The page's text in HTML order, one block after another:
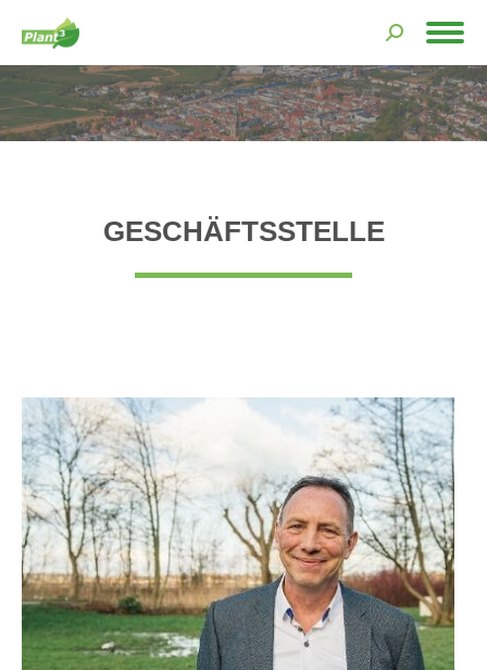
Search:
Sie befinden sich hier:
GESCHÄFTSSTELLE